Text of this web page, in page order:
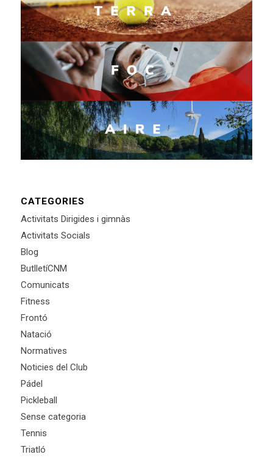
CATEGORIES
Activitats Dirigides i gimnàs
Activitats Socials
Blog
ButlletíCNM
Comunicats
Fitness
Frontó
Natació
Normatives
Noticies del Club
Pádel
Pickleball
Sense categoria
Tennis
Triatló